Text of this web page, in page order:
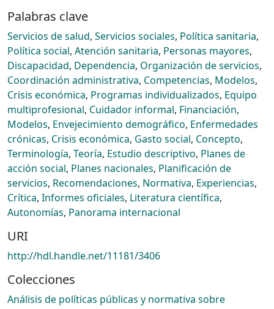
Palabras clave
Servicios de salud, Servicios sociales, Política sanitaria,
Política social, Atención sanitaria, Personas mayores,
Discapacidad, Dependencia, Organización de servicios,
Coordinación administrativa, Competencias, Modelos,
Crisis económica, Programas individualizados, Equipo
multiprofesional, Cuidador informal, Financiación,
Modelos, Envejecimiento demográfico, Enfermedades
crónicas, Crisis económica, Gasto social, Concepto,
Terminología, Teoría, Estudio descriptivo, Planes de
acción social, Planes nacionales, Planificación de
servicios, Recomendaciones, Normativa, Experiencias,
Crítica, Informes oficiales, Literatura científica,
Autonomías, Panorama internacional
URI
http://hdl.handle.net/11181/3406
Colecciones
Análisis de políticas públicas y normativa sobre